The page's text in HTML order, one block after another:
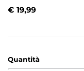
€ 19,99
Quantità